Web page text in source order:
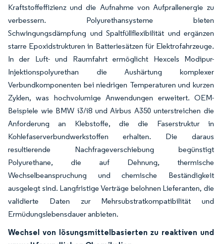
Kraftstoffeffizienz und die Aufnahme von Aufprallenergie zu
verbessern. Polyurethansysteme bieten
Schwingungsdämpfung und Spaltfüllflexibilität und ergänzen
starre Epoxidstrukturen in Batteriesätzen für Elektrofahrzeuge.
In der Luft- und Raumfahrt ermöglicht Hexcels Modipur-
Injektionspolyurethan die Aushärtung komplexer
Verbundkomponenten bei niedrigen Temperaturen und kurzen
Zyklen, was hochvolumige Anwendungen erweitert. OEM-
Beispiele wie BMW i3/i8 und Airbus A350 unterstreichen die
Anforderung an Klebstoffe, die die Faserstruktur in
Kohlefaserverbundwerkstoffen erhalten. Die daraus
resultierende Nachfrageverschiebung begünstigt
Polyurethane, die auf Dehnung, thermische
Wechselbeanspruchung und chemische Beständigkeit
ausgelegt sind. Langfristige Verträge belohnen Lieferanten, die
validierte Daten zur Mehrsubstratkompatibilität und
Ermüdungslebensdauer anbieten.
Wechsel von lösungsmittelbasierten zu reaktiven und